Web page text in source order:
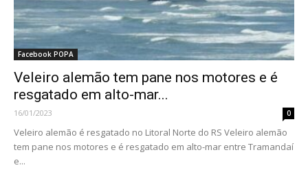
Facebook POPA
Veleiro alemão tem pane nos motores e é
resgatado em alto-mar...
16/01/2023 0
Veleiro alemão é resgatado no Litoral Norte do RS Veleiro alemão
tem pane nos motores e é resgatado em alto-mar entre Tramandaí
e...